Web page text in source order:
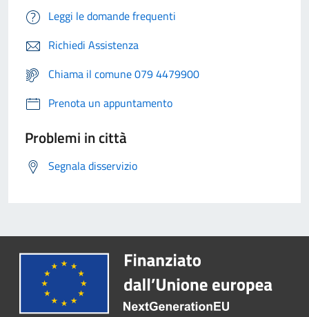
Leggi le domande frequenti
Richiedi Assistenza
Chiama il comune 079 4479900
Prenota un appuntamento
Problemi in città
Segnala disservizio